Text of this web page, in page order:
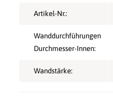
Artikel-Nr.:
Wanddurchführungen
Durchmesser-Innen:
Wandstärke: